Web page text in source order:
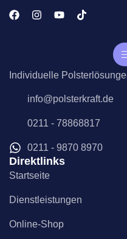
Individuelle
info@polsterkraft.de
0211 - 78868817
0211 - 9870 8970
Direktlinks
Startseite
Dienstleistungen
Online-Shop